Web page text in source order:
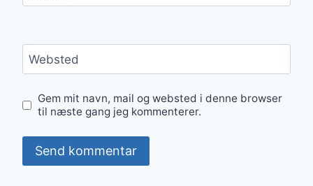
Websted
Gem mit navn, mail og websted i denne browser
til næste gang jeg kommenterer.